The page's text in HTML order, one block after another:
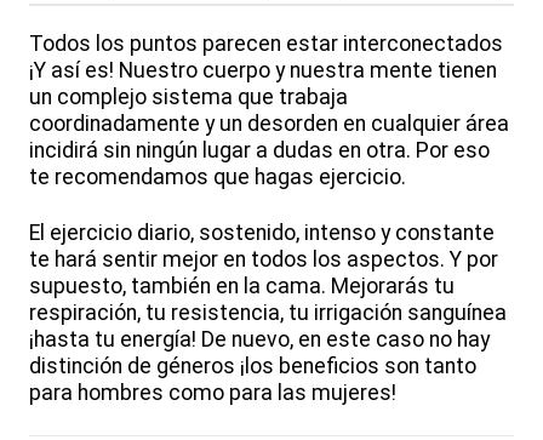
Todos los puntos parecen estar interconectados
¡Y así es! Nuestro cuerpo y nuestra mente tienen
un complejo sistema que trabaja
coordinadamente y un desorden en cualquier área
incidirá sin ningún lugar a dudas en otra. Por eso
te recomendamos que hagas ejercicio.
El ejercicio diario, sostenido, intenso y constante
te hará sentir mejor en todos los aspectos. Y por
supuesto, también en la cama. Mejorarás tu
respiración, tu resistencia, tu irrigación sanguínea
¡hasta tu energía! De nuevo, en este caso no hay
distinción de géneros ¡los beneficios son tanto
para hombres como para las mujeres!